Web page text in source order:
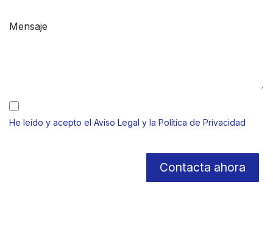
Mensaje
He leído y acepto el Aviso Legal y la Política de Privacidad
Contacta ahora